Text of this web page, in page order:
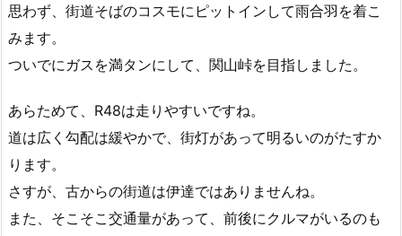
思わず、街道そばのコスモにピットインして雨合羽を着こ
みます。
ついでにガスを満タンにして、関山峠を目指しました。
あらためて、R48は走りやすいですね。
道は広く勾配は緩やかで、街灯があって明るいのがたすか
ります。
さすが、古からの街道は伊達ではありませんね。
また、そこそこ交通量があって、前後にクルマがいるのも